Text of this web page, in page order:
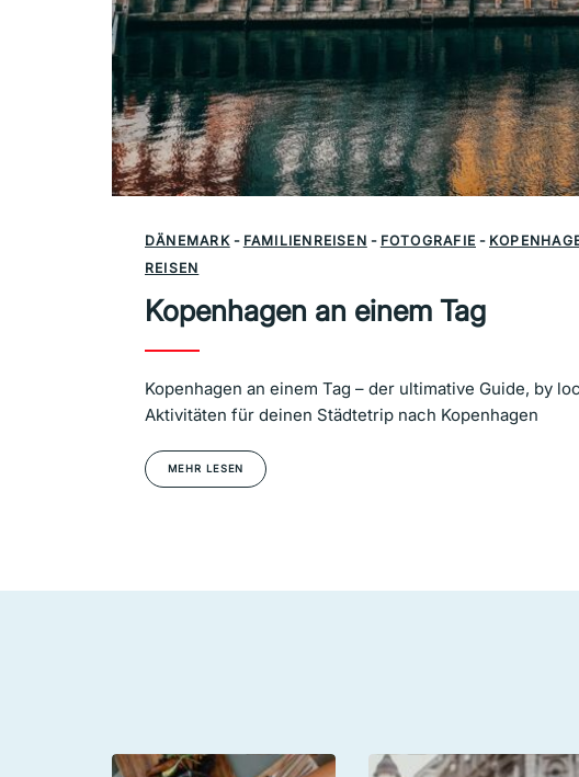
DÄNEMARK- FAMILIENREISEN - FOTOGRAFIE -
REISEN
Kopenhagen an einem Tag
Kopenhagen an einem Tag – der ultimative Guide, by
Aktivitäten für deinen Städtetrip nach Kopenhagen
MEHR LESEN